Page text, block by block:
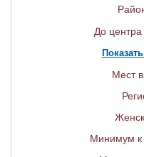
До
Мест
Минимум к